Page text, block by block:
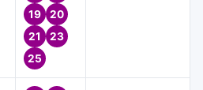
19
20
21
23
25